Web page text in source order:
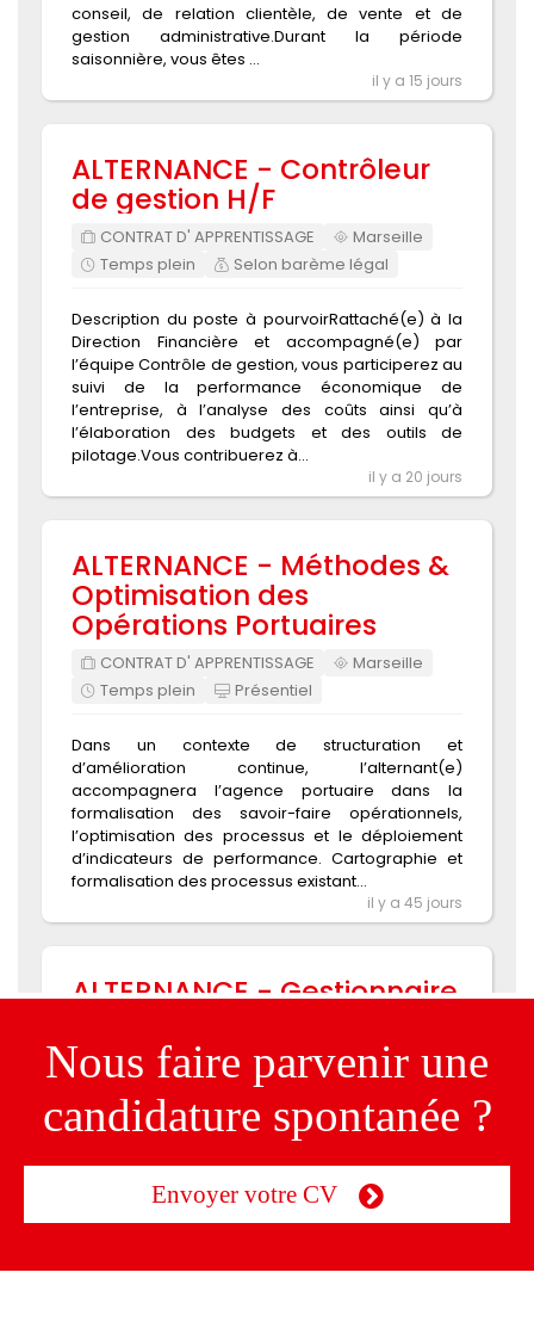
Nous faire parvenir une
candidature spontanée ?
Envoyer votre CV